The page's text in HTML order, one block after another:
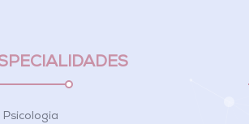
Psicologia